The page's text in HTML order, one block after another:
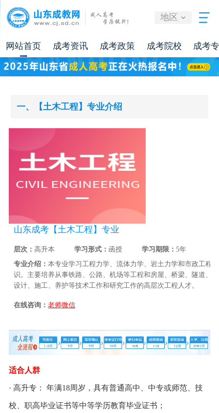
地区
网站首页 成考资讯 成考政策 成考院校 成考
一、【土木工程】专业介绍
山东成考【土木工程】专业
层次： 高升本 学习形式： 函授 学习期限： 5年
专业介绍： 本专业学习工程力学、流体力学、岩土力学和市政工程
识。主要培养从事铁路、公路、机场等工程和房屋、桥梁、隧道、
设计、施工、养护等技术工作和研究工作的高层次工程人才。
在线咨询： 老师微信
适合人群
· 高升专： 年满18周岁，具有普通高中、中专或师范、技
校、职高毕业证书等中等学历教育毕业证书；